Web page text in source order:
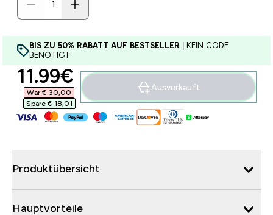
BIS ZU 50% RABATT AUF BESTSELLER | KEIN CODE
BENÖTIGT
discounted price
11.99€‎
War € 30,00‎
Spare € 18,01‎
Ausverkauft
Produktübersicht
Hauptvorteile